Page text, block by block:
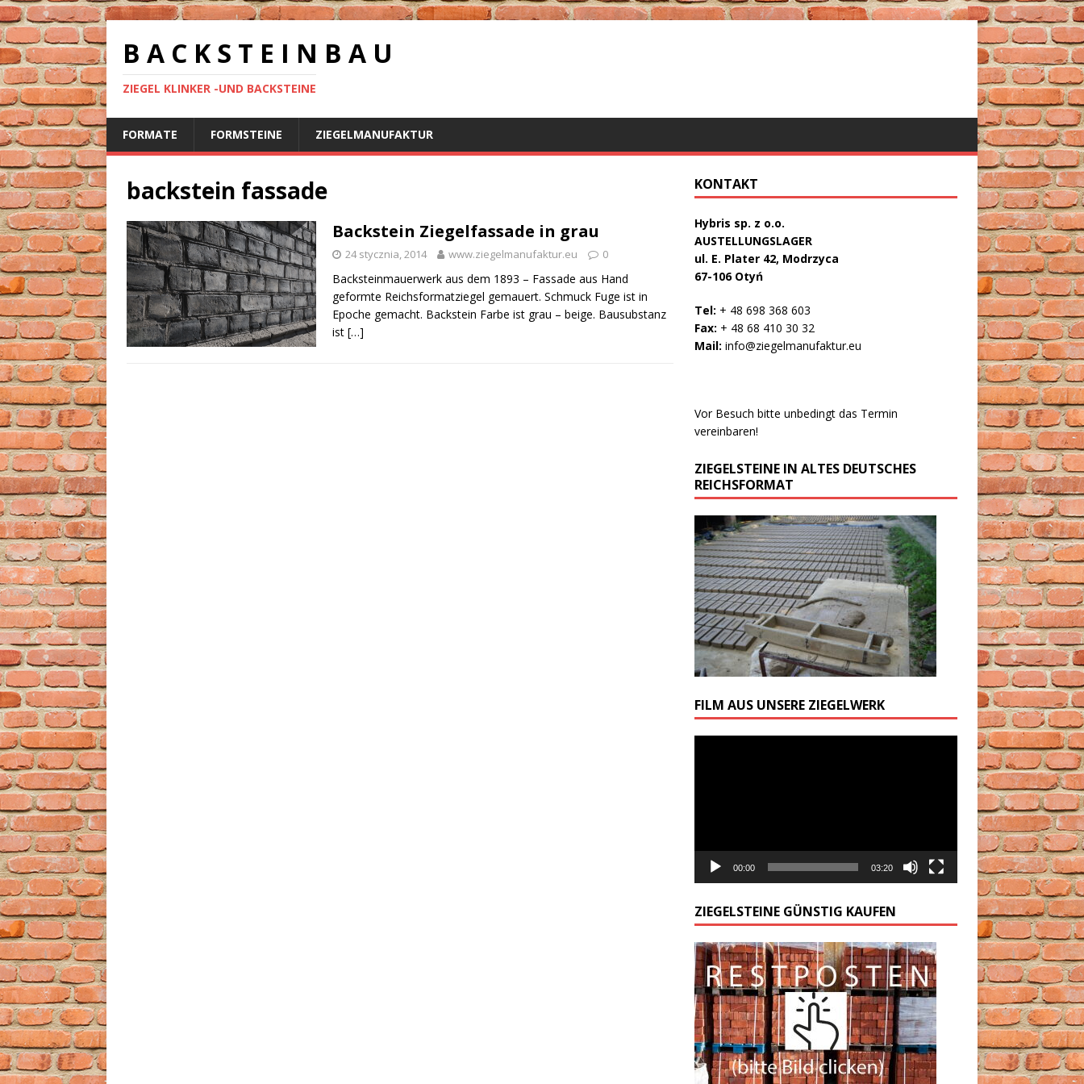
B A C K S T E I N B A U
ZIEGEL KLINKER -UND BACKSTEINE
FORMATE FORMSTEINE ZIEGELMANUFAKTUR
backstein fassade
Backstein Ziegelfassade in grau
24 stycznia, 2014 www.ziegelmanufaktur.eu 0
Backsteinmauerwerk aus dem 1893 – Fassade aus Hand
geformte Reichsformatziegel gemauert. Schmuck Fuge ist in
Epoche gemacht. Backstein Farbe ist grau – beige. Bausubstanz
ist […]
KONTAKT
Hybris sp. z o.o.
AUSTELLUNGSLAGER
ul. E. Plater 42, Modrzyca
67-106 Otyń
Tel: + 48 698 368 603
Fax: + 48 68 410 30 32
Mail: info@ziegelmanufaktur.eu
Vor Besuch bitte unbedingt das Termin
vereinbaren!
ZIEGELSTEINE IN ALTES DEUTSCHES
REICHSFORMAT
FILM AUS UNSERE ZIEGELWERK
00:00 03:20
ZIEGELSTEINE GÜNSTIG KAUFEN